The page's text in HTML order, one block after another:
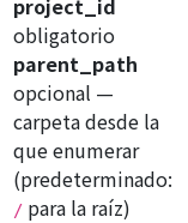
obligatorio
parent_path
opcional —
carpeta desde la
que enumerar
(predeterminado:
/ para la raíz)